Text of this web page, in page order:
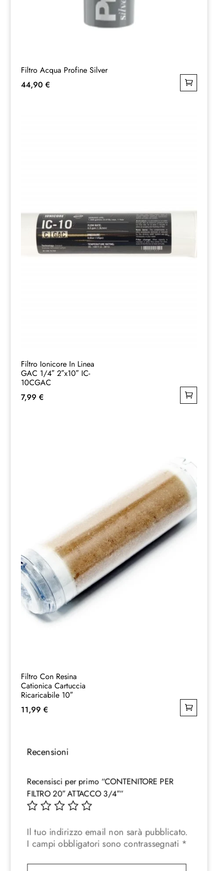
Filtro Acqua Profine Silver
44,90 €
Filtro Ionicore In Linea
GAC 1/4″ 2″x10″ IC-
10CGAC
7,99 €
Filtro Con Resina
Cationica Cartuccia
Ricaricabile 10″
11,99 €
Recensioni
Recensisci per primo “CONTENITORE PER
FILTRO 20″ ATTACCO 3/4″”
Il tuo indirizzo email non sarà pubblicato.
I campi obbligatori sono contrassegnati *